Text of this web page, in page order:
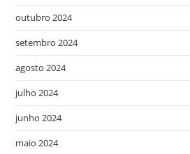
outubro 2024
setembro 2024
agosto 2024
julho 2024
junho 2024
maio 2024